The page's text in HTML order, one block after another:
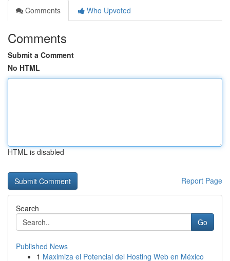
Comments
Who Upvoted
Comments
Submit a Comment
No HTML
HTML is disabled
Report Page
Search
Go
Published News
1 Maximiza el Potencial del Hosting Web en México